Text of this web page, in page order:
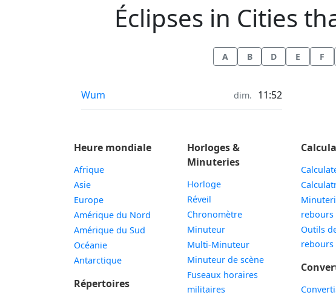
Éclipses in Cities
A B D E F
Éclipses in
Wum dim. 11:52
Heure mondiale
Afrique
Asie
Europe
Amérique du Nord
Amérique du Sud
Océanie
Antarctique
Répertoires
Horloges &
Minuteries
Horloge
Réveil
Chronomètre
Minuteur
Multi-Minuteur
Minuteur de scène
Fuseaux horaires
militaires
rebours
Outils
rebours